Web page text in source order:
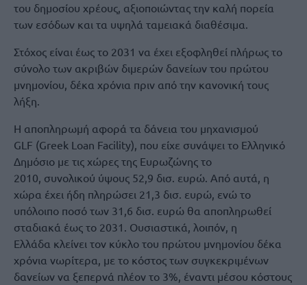
του δημοσίου χρέους, αξιοποιώντας την καλή πορεία
των εσόδων και τα υψηλά ταμειακά διαθέσιμα.
Στόχος είναι έως το 2031 να έχει εξοφληθεί πλήρως το
σύνολο των ακριβών διμερών δανείων του πρώτου
μνημονίου, δέκα χρόνια πριν από την κανονική τους
λήξη.
Η αποπληρωμή αφορά τα δάνεια του μηχανισμού
GLF (Greek Loan Facility), που είχε συνάψει το Ελληνικό
Δημόσιο με τις χώρες της Ευρωζώνης το
2010, συνολικού ύψους 52,9 δισ. ευρώ. Από αυτά, η
χώρα έχει ήδη πληρώσει 21,3 δισ. ευρώ, ενώ το
υπόλοιπο ποσό των 31,6 δισ. ευρώ θα αποπληρωθεί
σταδιακά έως το 2031. Ουσιαστικά, λοιπόν, η
Ελλάδα κλείνει τον κύκλο του πρώτου μνημονίου δέκα
χρόνια νωρίτερα, με το κόστος των συγκεκριμένων
δανείων να ξεπερνά πλέον το 3%, έναντι μέσου κόστους